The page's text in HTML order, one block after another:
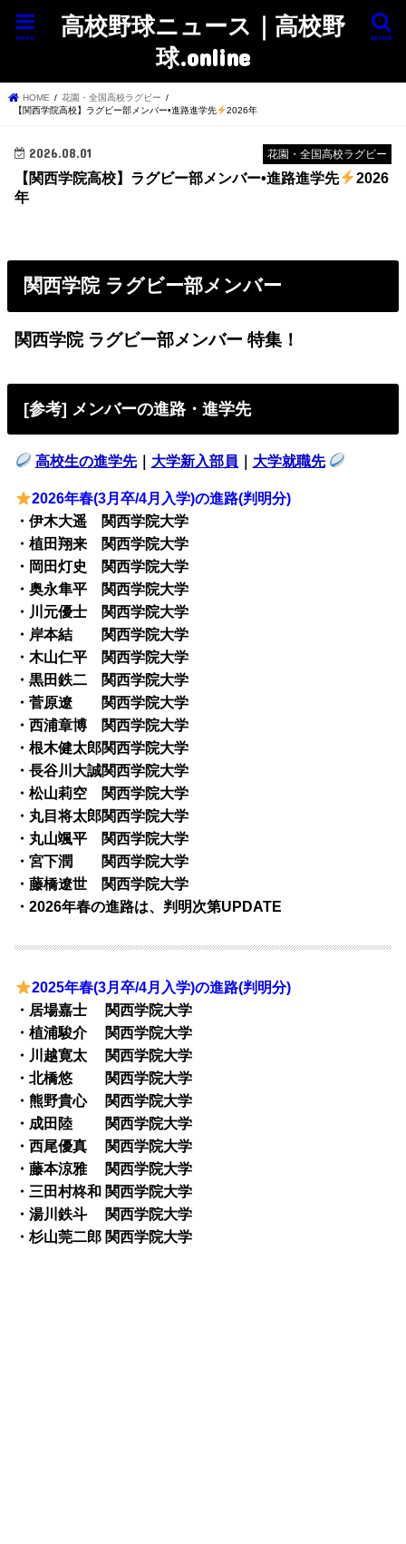
高校野球ニュース｜高校野
球.online
search
menu
HOME
花園・全国高校ラグビー
【関西学院高校】ラグビー部メンバー•進路進学先
2026年
花園・全国高校ラグビー
2026.08.01
【関西学院高校】ラグビー部メンバー•進路進学先
2026
年
関西学院 ラグビー部メンバー
関西学院 ラグビー部メンバー 特集！
[参考] メンバーの進路・進学先
高校生の進学先｜ 大学新入部員 大学就職先
2026年春(3月卒/4月入学)の進路(判明分)
・伊木大遥 関西学院大学
・植田翔来 関西学院大学
・岡田灯史 関西学院大学
・奥永隼平 関西学院大学
・川元優士 関西学院大学
・岸本結 関西学院大学
・木山仁平 関西学院大学
・黒田鉄二 関西学院大学
・菅原遼 関西学院大学
・西浦章博 関西学院大学
・根木健太郎関西学院大学
・長谷川大誠関西学院大学
・松山莉空 関西学院大学
・丸目将太郎関西学院大学
・丸山颯平 関西学院大学
・宮下潤 関西学院大学
・藤橋遼世 関西学院大学
・2026年春の進路は、判明次第UPDATE
2025年春(3月卒/4月入学)の進路(判明分)
・居場嘉士 関西学院大学
・植浦駿介 関西学院大学
・川越寛太 関西学院大学
・北橋悠 関西学院大学
・熊野貴心 関西学院大学
・成田陸 関西学院大学
・西尾優真 関西学院大学
・藤本涼雅 関西学院大学
・三田村柊和 関西学院大学
・湯川鉄斗 関西学院大学
・杉山莞二郎 関西学院大学